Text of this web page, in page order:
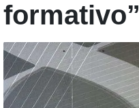
formativo”